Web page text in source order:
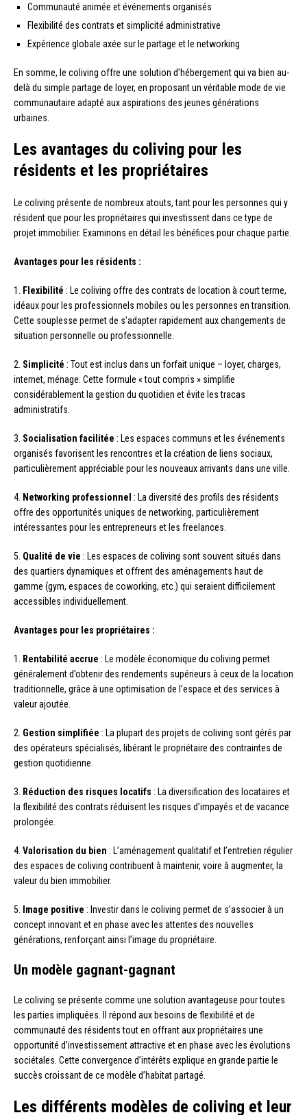
Communauté animée et événements organisés
Flexibilité des contrats et simplicité administrative
Expérience globale axée sur le partage et le networking
En somme, le coliving offre une solution d’hébergement qui va bien au-
delà du simple partage de loyer, en proposant un véritable mode de vie
communautaire adapté aux aspirations des jeunes générations
urbaines.
Les avantages du coliving pour les
résidents et les propriétaires
Le coliving présente de nombreux atouts, tant pour les personnes qui y
résident que pour les propriétaires qui investissent dans ce type de
projet immobilier. Examinons en détail les bénéfices pour chaque partie.
Avantages pour les résidents :
1. Flexibilité : Le coliving offre des contrats de location à court terme,
idéaux pour les professionnels mobiles ou les personnes en transition.
Cette souplesse permet de s’adapter rapidement aux changements de
situation personnelle ou professionnelle.
2. Simplicité : Tout est inclus dans un forfait unique – loyer, charges,
internet, ménage. Cette formule « tout compris » simplifie
considérablement la gestion du quotidien et évite les tracas
administratifs.
3. Socialisation facilitée : Les espaces communs et les événements
organisés favorisent les rencontres et la création de liens sociaux,
particulièrement appréciable pour les nouveaux arrivants dans une ville.
4. Networking professionnel : La diversité des profils des résidents
offre des opportunités uniques de networking, particulièrement
intéressantes pour les entrepreneurs et les freelances.
5. Qualité de vie : Les espaces de coliving sont souvent situés dans
des quartiers dynamiques et offrent des aménagements haut de
gamme (gym, espaces de coworking, etc.) qui seraient difficilement
accessibles individuellement.
Avantages pour les propriétaires :
1. Rentabilité accrue : Le modèle économique du coliving permet
généralement d’obtenir des rendements supérieurs à ceux de la location
traditionnelle, grâce à une optimisation de l’espace et des services à
valeur ajoutée.
2. Gestion simplifiée : La plupart des projets de coliving sont gérés par
des opérateurs spécialisés, libérant le propriétaire des contraintes de
gestion quotidienne.
3. Réduction des risques locatifs : La diversification des locataires et
la flexibilité des contrats réduisent les risques d’impayés et de vacance
prolongée.
4. Valorisation du bien : L’aménagement qualitatif et l’entretien régulier
des espaces de coliving contribuent à maintenir, voire à augmenter, la
valeur du bien immobilier.
5. Image positive : Investir dans le coliving permet de s’associer à un
concept innovant et en phase avec les attentes des nouvelles
générations, renforçant ainsi l’image du propriétaire.
Un modèle gagnant-gagnant
Le coliving se présente comme une solution avantageuse pour toutes
les parties impliquées. Il répond aux besoins de flexibilité et de
communauté des résidents tout en offrant aux propriétaires une
opportunité d’investissement attractive et en phase avec les évolutions
sociétales. Cette convergence d’intérêts explique en grande partie le
succès croissant de ce modèle d’habitat partagé.
Les différents modèles de coliving et leur